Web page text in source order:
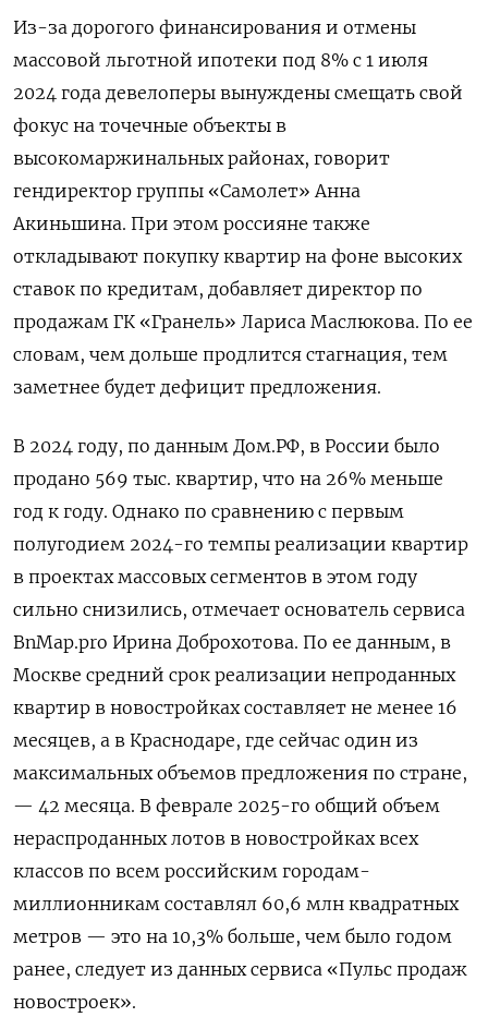
Из-за дорогого финансирования и отмены
массовой льготной ипотеки под 8% с 1 июля
2024 года девелоперы вынуждены смещать свой
фокус на точечные объекты в
высокомаржинальных районах, говорит
гендиректор группы «Самолет» Анна
Акиньшина. При этом россияне также
откладывают покупку квартир на фоне высоких
ставок по кредитам, добавляет директор по
продажам ГК «Гранель» Лариса Маслюкова. По ее
словам, чем дольше продлится стагнация, тем
заметнее будет дефицит предложения.
В 2024 году, по данным Дом.РФ, в России было
продано 569 тыс. квартир, что на 26% меньше
год к году. Однако по сравнению с первым
полугодием 2024-го темпы реализации квартир
в проектах массовых сегментов в этом году
сильно снизились, отмечает основатель сервиса
BnMap.pro Ирина Доброхотова. По ее данным, в
Москве средний срок реализации непроданных
квартир в новостройках составляет не менее 16
месяцев, а в Краснодаре, где сейчас один из
максимальных объемов предложения по стране,
— 42 месяца. В феврале 2025-го общий объем
нераспроданных лотов в новостройках всех
классов по всем российским городам-
миллионникам составлял 60,6 млн квадратных
метров — это на 10,3% больше, чем было годом
ранее, следует из данных сервиса «Пульс продаж
новостроек».